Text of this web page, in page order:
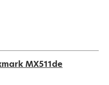
MX511de